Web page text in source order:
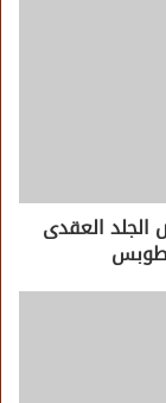
الجلد العقدى